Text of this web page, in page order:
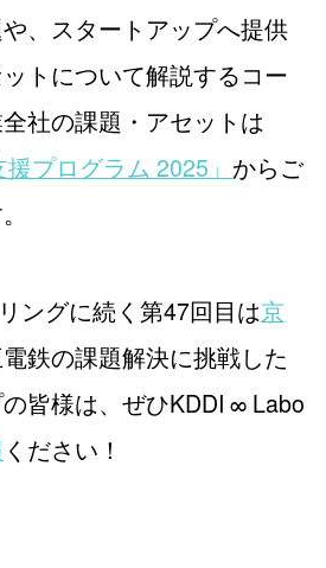
、スタートアップへ提供
トについて解説するコー
社の課題・アセットは
援プログラム 2025」 からご
ングに続く第47回目は京
鉄の課題解決に挑戦した
皆様は、ぜひKDDI ∞ Labo
ください！